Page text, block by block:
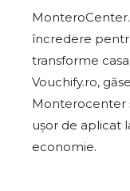
încredere
transforme
Vouchify.ro,
Monterocenter
ușor de aplicat
economie.